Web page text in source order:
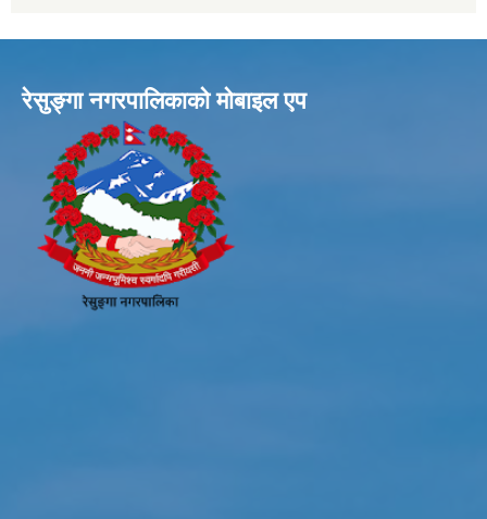
रेसुङ्गा नगरपालिकाकाे माेबाइल एप